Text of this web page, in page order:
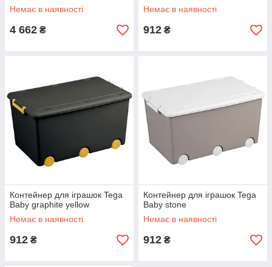
Немає в наявності
4 662 ₴
Немає в наявності
912 ₴
Контейнер для іграшок Tega
Baby graphite yellow
Немає в наявності
912 ₴
Контейнер для іграшок Tega
Baby stone
Немає в наявності
912 ₴